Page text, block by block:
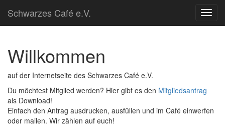
Schwarzes Café e.V.
Willkommen
auf der Internetseite des Schwarzes Café e.V.
Du möchtest Mitglied werden? Hier gibt es den Mitgliedsantrag
als Download!
Einfach den Antrag ausdrucken, ausfüllen und im Café einwerfen
oder mailen. Wir zählen auf euch!